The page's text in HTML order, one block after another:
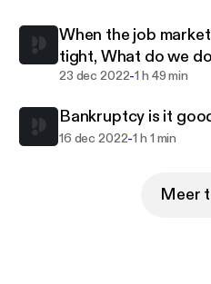
When the job
tight, What do we
23 dec 2022-1 h 49 min
Bankruptcy is it
16 dec 2022-1 h 1 min
Meer